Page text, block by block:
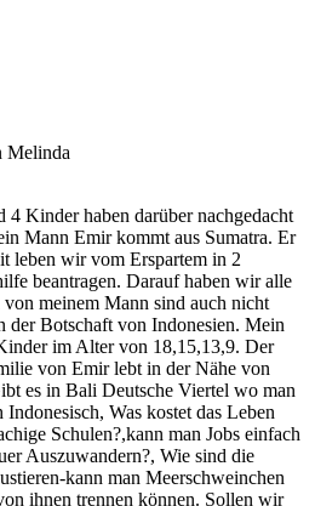
Melinda
Kinder haben darüber nachgedacht
Mann Emir kommt aus Sumatra. Er
leben wir vom Erspartem in 2
beantragen. Darauf haben wir alle
meinem Mann sind auch nicht
der Botschaft von Indonesien. Mein
im Alter von 18,15,13,9. Der
von Emir lebt in der Nähe von
es in Bali Deutsche Viertel wo man
Was kostet das Leben
Schulen?,kann man Jobs einfach
Auszuwandern?, Wie sind die
kann man Meerschweinchen
ihnen trennen können. Sollen wir